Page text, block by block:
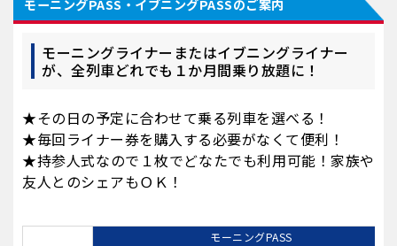
モーニングPASS・イブニングPASSのご案内
モーニングライナーまたはイブニングライナー
が、全列車どれでも１か月間乗り放題に！
★その日の予定に合わせて乗る列車を選べる！
★毎回ライナー券を購入する必要がなくて便利！
★持参人式なので１枚でどなたでも利用可能！家族や
友人とのシェアもＯＫ！
モーニングPASS